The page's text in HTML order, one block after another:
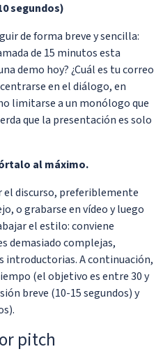
segundos)
de forma breve y sencilla:
de 15 minutos esta
demo hoy? ¿Cuál es tu correo
en el diálogo, en
limitarse a un monólogo que
que la presentación es solo
al máximo.
el discurso, preferiblemente
o grabarse en vídeo y luego
el estilo: conviene
demasiado complejas,
A continuación,
(el objetivo es entre 30 y
breve (10-15 segundos) y
pitch